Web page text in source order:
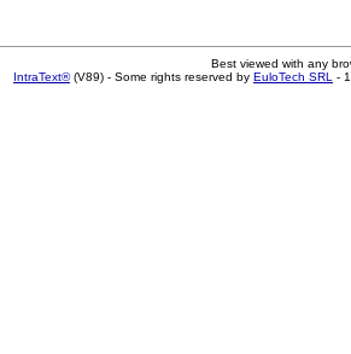
Best viewed with any
IntraText®(V89) - Some rights reserved by EuloTech SRL -